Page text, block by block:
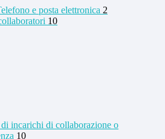
e posta elettronica 2
10
incarichi di collaborazione o
10